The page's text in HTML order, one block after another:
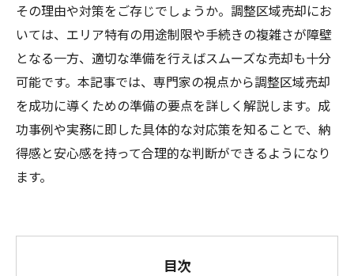
その理由や対策をご存じでしょうか。調整区域売却にお
いては、エリア特有の用途制限や手続きの複雑さが障壁
となる一方、適切な準備を行えばスムーズな売却も十分
可能です。本記事では、専門家の視点から調整区域売却
を成功に導くための準備の要点を詳しく解説します。成
功事例や実務に即した具体的な対応策を知ることで、納
得感と安心感を持って合理的な判断ができるようになり
ます。
目次